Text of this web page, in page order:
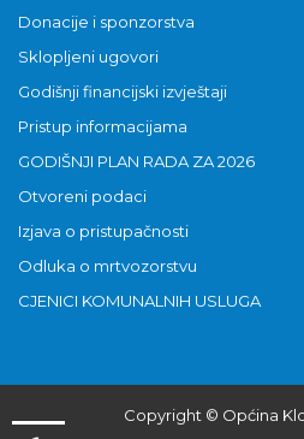
Donacije i sponzorstva
Sklopljeni ugovori
Godišnji financijski izvještaji
Pristup informacijama
GODIŠNJI PLAN RADA ZA 2026
Otvoreni podaci
Izjava o pristupačnosti
Odluka o mrtvozorstvu
CJENICI KOMUNALNIH USLUGA
Copyright © Općina